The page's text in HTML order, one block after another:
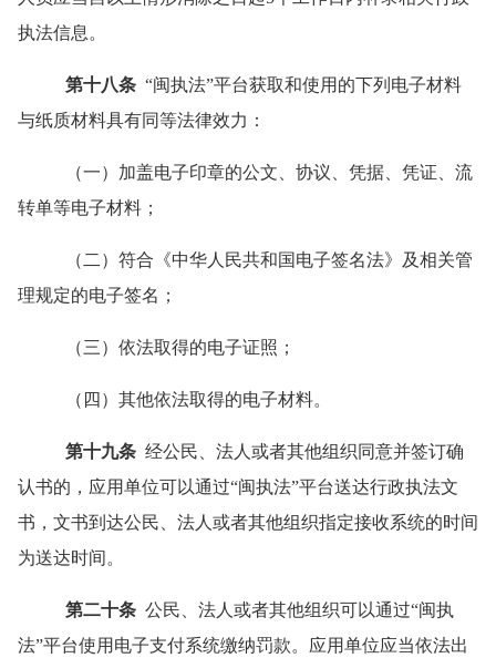
执法信息。
第十八条“闽执法”平台获取和使用的下列电子材料
与纸质材料具有同等法律效力：
（一）加盖电子印章的公文、协议、凭据、凭证、流
转单等电子材料；
（二）符合《中华人民共和国电子签名法》及相关管
理规定的电子签名；
（三）依法取得的电子证照；
（四）其他依法取得的电子材料。
第十九条 经公民、法人或者其他组织同意并签订确
认书的，应用单位可以通过“闽执法”平台送达行政执法文
书，文书到达公民、法人或者其他组织指定接收系统的时间
为送达时间。
第二十条 公民、法人或者其他组织可以通过“闽执
法”平台使用电子支付系统缴纳罚款。应用单位应当依法出